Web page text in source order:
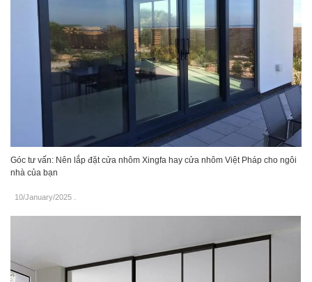
Góc tư vấn: Nên lắp đặt cửa nhôm Xingfa hay cửa nhôm Việt Pháp cho ngôi
nhà của bạn
10/January/2025